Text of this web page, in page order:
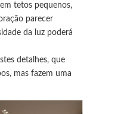
tetos pequenos,
parecer
da luz poderá
detalhes, que
mas fazem uma